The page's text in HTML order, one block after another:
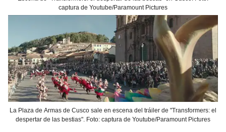
captura de Youtube/Paramount Pictures
La Plaza de Armas de Cusco sale en escena del tráiler de "Transformers: el
despertar de las bestias". Foto: captura de Youtube/Paramount Pictures